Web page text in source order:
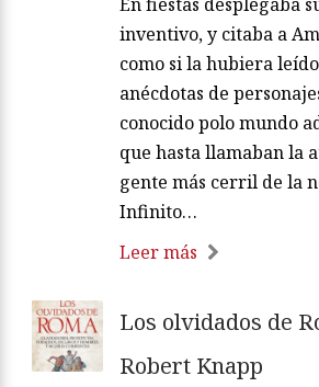
inventivo, y citaba a
como si la hubiera
anécdotas de
conocido polo mundo
que hasta llamaban la
gente más cerril de la
Infinito…
Leer más
Los olvidados de
Robert Knapp